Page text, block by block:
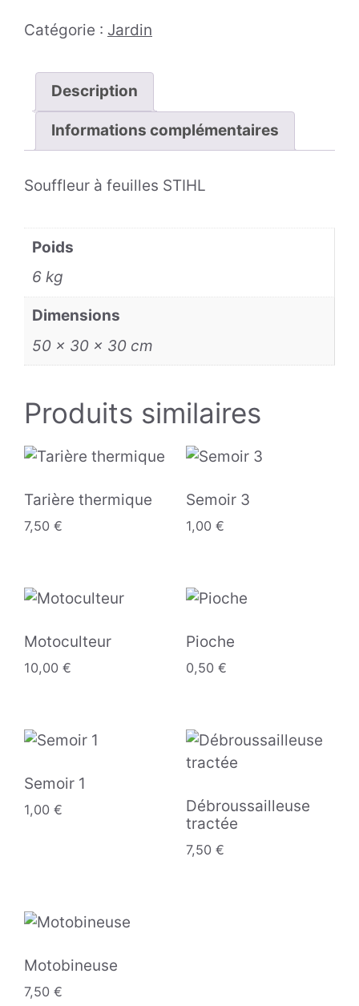
Catégorie : Jardin
Description
Informations complémentaires
Souffleur à feuilles STIHL
Poids
6 kg
Dimensions
50 × 30 × 30 cm
Produits similaires
Tarière thermique
7,50 €
Semoir 3
1,00 €
Motoculteur
10,00 €
Pioche
0,50 €
Semoir 1
1,00 €
Débroussailleuse
tractée
7,50 €
Motobineuse
7,50 €